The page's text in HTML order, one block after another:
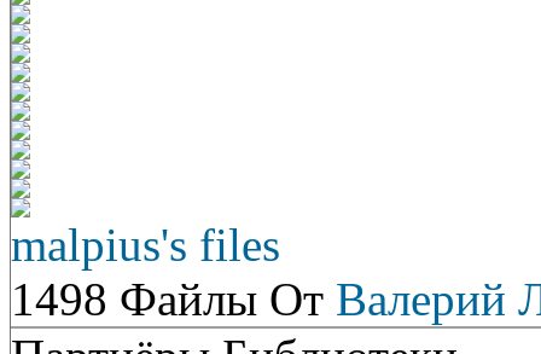
malpius's files
1498 Файлы От Валерий